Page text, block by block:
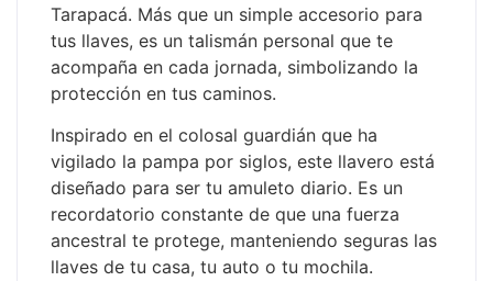
Tarapacá. Más que un simple accesorio para
tus llaves, es un talismán personal que te
acompaña en cada jornada, simbolizando la
protección en tus caminos.
Inspirado en el colosal guardián que ha
vigilado la pampa por siglos, este llavero está
diseñado para ser tu amuleto diario. Es un
recordatorio constante de que una fuerza
ancestral te protege, manteniendo seguras las
llaves de tu casa, tu auto o tu mochila.